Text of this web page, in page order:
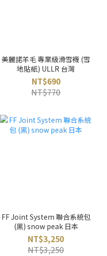
美麗諾羊毛 專業級滑雪襪 (雪
地貼紙) ULLR 台灣
NT$690
NT$770
FF Joint System 聯合系統包
(黑) snow peak 日本
NT$3,250
NT$3,250